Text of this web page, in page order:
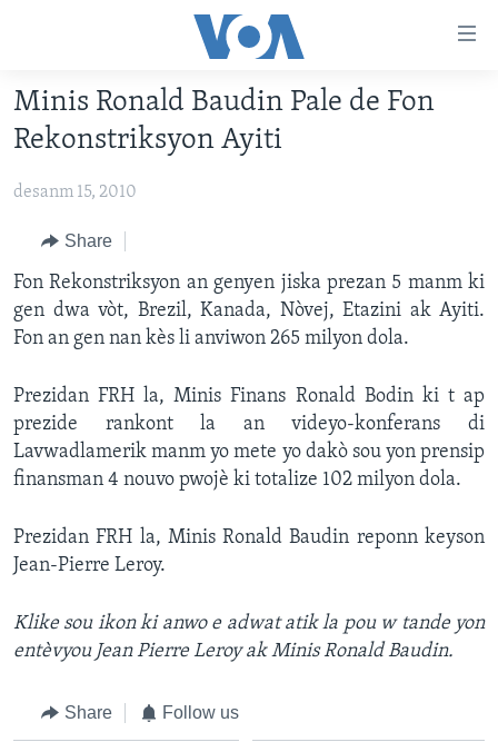
Skip
to
main
Skip
Navigation
Skip
to
AMERIK LATIN
ENTÈNASYONAL
VIDEO
FLASHPOINT IKRÈN
SUIV NOU
Languages
Minis Ronald Baudin Pale de Fon
Rekonstriksyon Ayiti
desanm 15, 2010
Share
Fon Rekonstriksyon an genyen jiska prezan 5 manm ki
gen dwa vòt, Brezil, Kanada, Nòvej, Etazini ak Ayiti.
Fon an gen nan kès li anviwon 265 milyon dola.
Prezidan FRH la, Minis Finans Ronald Bodin ki t ap
prezide rankont la an videyo-konferans di
Lavwadlamerik manm yo mete yo dakò sou yon prensip
finansman 4 nouvo pwojè ki totalize 102 milyon dola.
Prezidan FRH la, Minis Ronald Baudin reponn keyson
Jean-Pierre Leroy.
Klike sou ikon ki anwo e adwat atik la pou w tande yon
entèvyou Jean Pierre Leroy ak Minis Ronald Baudin.
Share Follow us